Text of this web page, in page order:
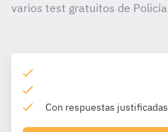
varios test gratuitos de
Con respuestas justificadas